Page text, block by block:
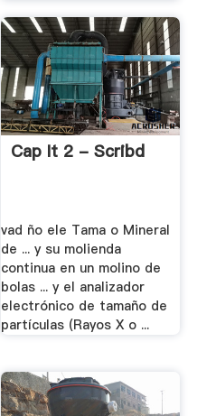
Cap It 2 - Scribd
vad ño ele Tama o Mineral
de ... y su molienda
continua en un molino de
bolas ... y el analizador
electrónico de tamaño de
partículas (Rayos X o ...